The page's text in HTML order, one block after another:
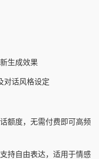
生成效果
对话风格设定
额度，无需付费即可高频
持自由表达，适用于情感